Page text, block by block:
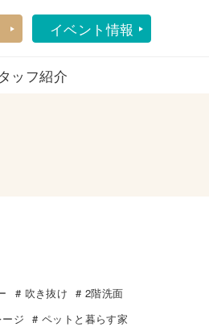
イベント情報
ッフ紹介
吹き抜け
2階洗面
ージ
ペットと暮らす家